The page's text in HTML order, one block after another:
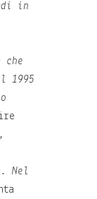
in
1995
Nel